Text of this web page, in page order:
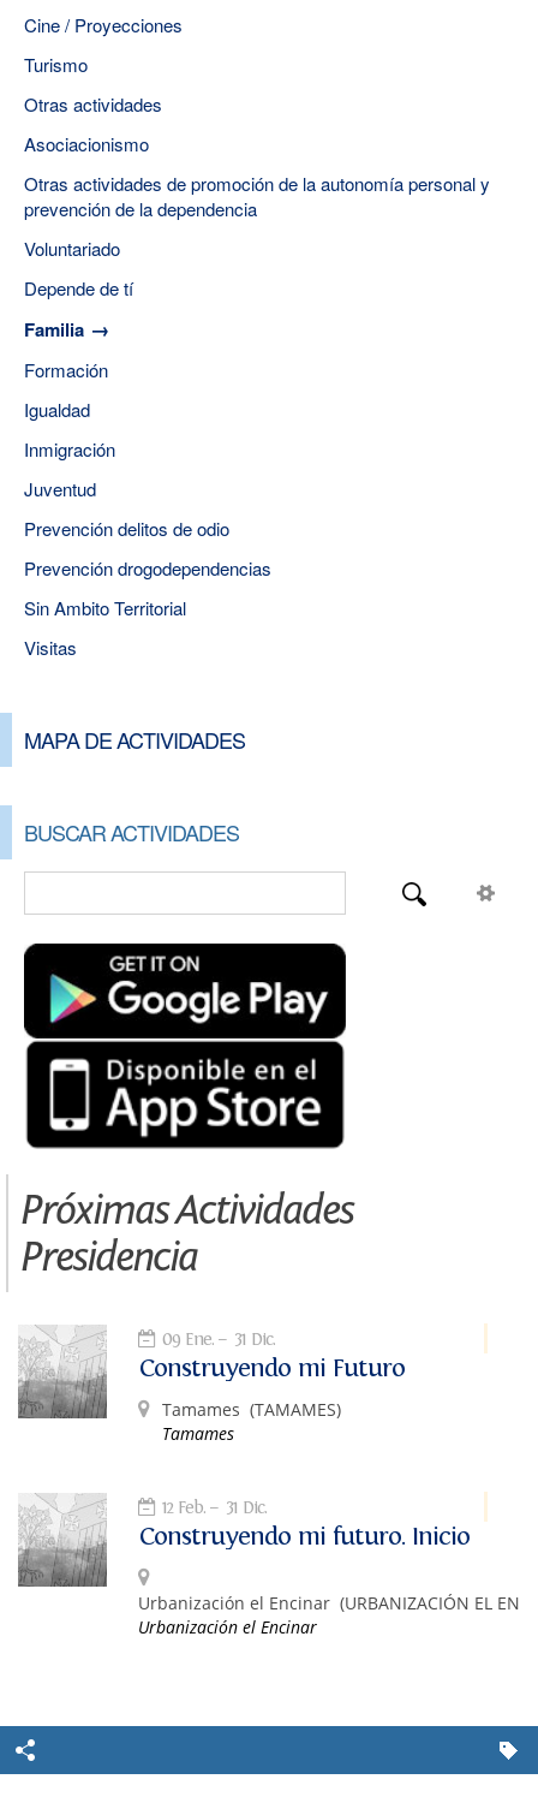
Cine / Proyecciones
Turismo
Otras actividades
Asociacionismo
Otras actividades de promoción de la autonomía personal y
prevención de la dependencia
Voluntariado
Depende de tí
Familia
Formación
Igualdad
Inmigración
Juventud
Prevención delitos de odio
Prevención drogodependencias
Sin Ambito Territorial
Visitas
MAPA DE ACTIVIDADES
BUSCAR ACTIVIDADES
Próximas Actividades
Presidencia
09 Ene. 31 Dic.
Construyendo mi Futuro
Tamames (TAMAMES)
Tamames
12 Feb. 31 Dic.
Construyendo mi futuro. Inicio
Urbanización el Encinar (URBANIZACIÓN EL
Urbanización el Encinar